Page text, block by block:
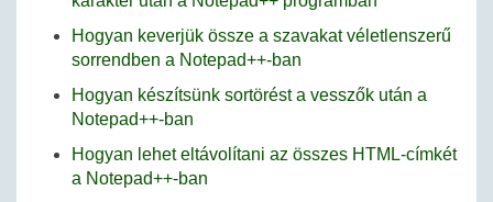
Hogyan keverjük össze a szavakat véletlenszerű
sorrendben a Notepad++-ban
Hogyan készítsünk sortörést a vesszők után a
Notepad++-ban
Hogyan lehet eltávolítani az összes HTML-címkét
a Notepad++-ban